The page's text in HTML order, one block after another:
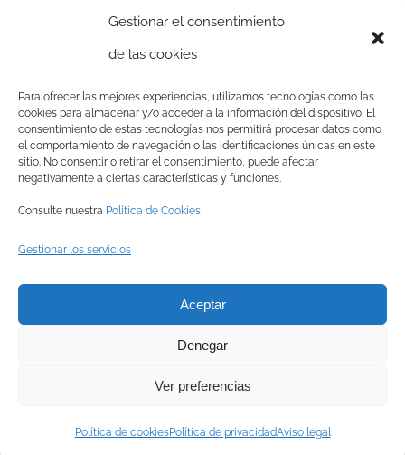
Gestionar el consentimiento
de las cookies
Para ofrecer las mejores experiencias, utilizamos tecnologías como las
cookies para almacenar y/o acceder a la información del dispositivo. El
consentimiento de estas tecnologías nos permitirá procesar datos como
el comportamiento de navegación o las identificaciones únicas en este
sitio. No consentir o retirar el consentimiento, puede afectar
negativamente a ciertas características y funciones.
Consulte nuestra Política de Cookies
Gestionar los servicios
Aceptar
Denegar
Ver preferencias
Política de cookiesPolítica de privacidadAviso legal
A través de estas páginas os iremos informando de
la evolución del proyecto.
| Política de privacidad
Canal interno de información
FacebookInstagram
X YouTubeLinkedIn